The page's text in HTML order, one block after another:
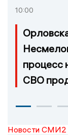
10:00
процесс
СВО
Новости СМИ2